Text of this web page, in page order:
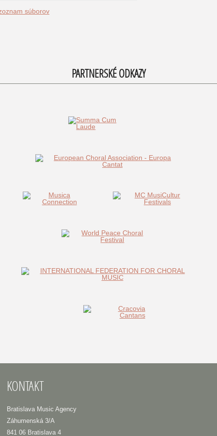
súborov
PARTNERSKÉ ODKAZY
KONTAKT
Bratislava Music Agency
Záhumenská 3/A
841 06 Bratislava 4